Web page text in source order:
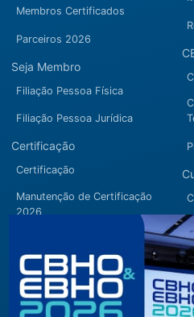
Membros Certificados
Parceiros 2026
Seja Membro
Filiação Pessoa Física
Filiação Pessoa Jurídica
Certificação
Certificação
Manutenção de Certificação
2026